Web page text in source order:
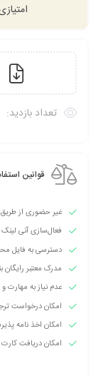
تعداد بازدید:
قوانین
غیر حضوری از
فعال‌سازی آنی
دسترسی به فایل
مدرک معتبر رایگان
عدم نیاز به
امکان درخواست
امکان اخذ نامه
امکان دریافت